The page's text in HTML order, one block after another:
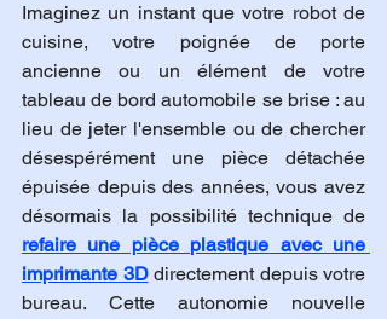
Imaginez un instant que votre robot de
cuisine, votre poignée de porte
ancienne ou un élément de votre
tableau de bord automobile se brise : au
lieu de jeter l'ensemble ou de chercher
désespérément une pièce détachée
épuisée depuis des années, vous avez
refaire une pièce plastique avec une
imprimante 3D directement depuis votre
bureau. Cette autonomie nouvelle